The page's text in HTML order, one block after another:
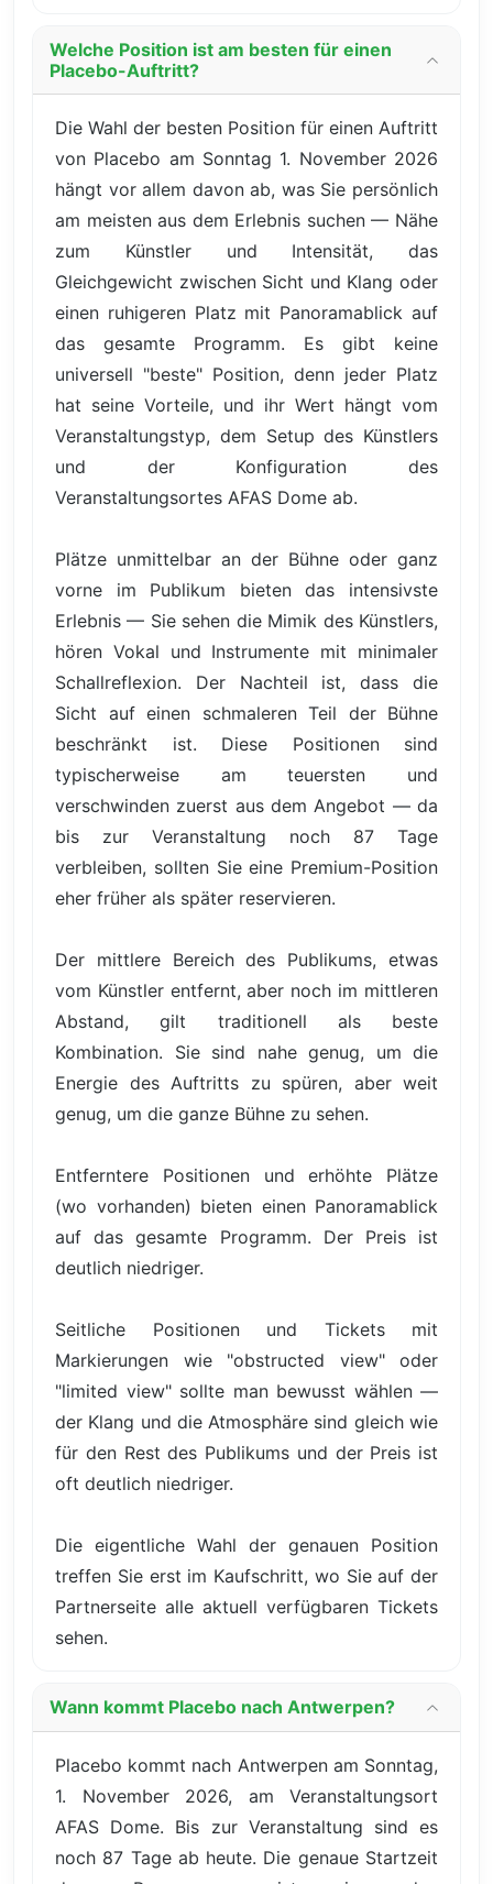
Welche Position ist am besten für einen
Placebo-Auftritt?
Die Wahl der besten Position für einen Auftritt
von Placebo am Sonntag 1. November 2026
hängt vor allem davon ab, was Sie persönlich
am meisten aus dem Erlebnis suchen — Nähe
zum Künstler und Intensität, das
Gleichgewicht zwischen Sicht und Klang oder
einen ruhigeren Platz mit Panoramablick auf
das gesamte Programm. Es gibt keine
universell "beste" Position, denn jeder Platz
hat seine Vorteile, und ihr Wert hängt vom
Veranstaltungstyp, dem Setup des Künstlers
und der Konfiguration des
Veranstaltungsortes AFAS Dome ab.
Plätze unmittelbar an der Bühne oder ganz
vorne im Publikum bieten das intensivste
Erlebnis — Sie sehen die Mimik des Künstlers,
hören Vokal und Instrumente mit minimaler
Schallreflexion. Der Nachteil ist, dass die
Sicht auf einen schmaleren Teil der Bühne
beschränkt ist. Diese Positionen sind
typischerweise am teuersten und
verschwinden zuerst aus dem Angebot — da
bis zur Veranstaltung noch 87 Tage
verbleiben, sollten Sie eine Premium-Position
eher früher als später reservieren.
Der mittlere Bereich des Publikums, etwas
vom Künstler entfernt, aber noch im mittleren
Abstand, gilt traditionell als beste
Kombination. Sie sind nahe genug, um die
Energie des Auftritts zu spüren, aber weit
genug, um die ganze Bühne zu sehen.
Entferntere Positionen und erhöhte Plätze
(wo vorhanden) bieten einen Panoramablick
auf das gesamte Programm. Der Preis ist
deutlich niedriger.
Seitliche Positionen und Tickets mit
Markierungen wie "obstructed view" oder
"limited view" sollte man bewusst wählen —
der Klang und die Atmosphäre sind gleich wie
für den Rest des Publikums und der Preis ist
oft deutlich niedriger.
Die eigentliche Wahl der genauen Position
treffen Sie erst im Kaufschritt, wo Sie auf der
Partnerseite alle aktuell verfügbaren Tickets
sehen.
Wann kommt Placebo nach Antwerpen?
Placebo kommt nach Antwerpen am Sonntag,
1. November 2026, am Veranstaltungsort
AFAS Dome. Bis zur Veranstaltung sind es
noch 87 Tage ab heute. Die genaue Startzeit